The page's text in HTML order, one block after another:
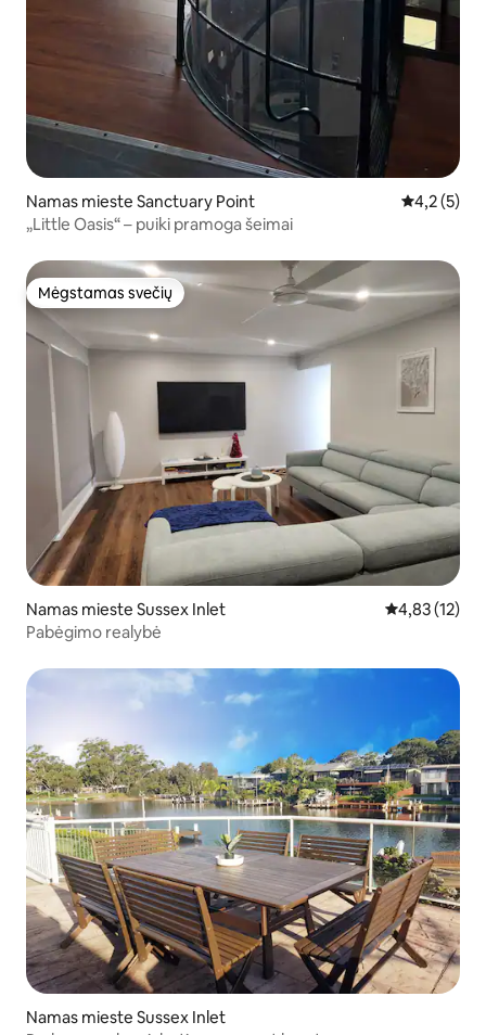
Namas mieste Sanctuary Point Vidutinis
4,2 (5)
„Little Oasis“ – puiki pramoga šeimai
Mėgstamas svečių
Mėgstamas svečių
Namas mieste Sussex Inlet Vidutinis
4,83 (12)
Pabėgimo realybė
Namas mieste Sussex Inlet